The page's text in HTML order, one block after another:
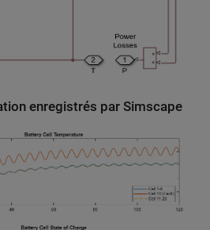
enregistrés par Simscape